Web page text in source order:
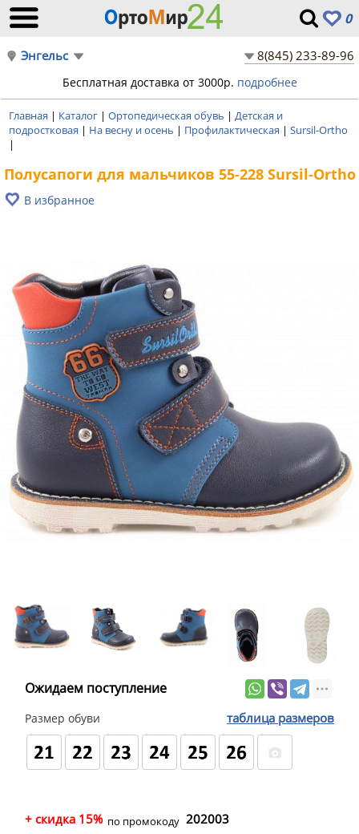
0
Энгельс 8(845) 233-89-96
Бесплатная доставка от 3000р. подробнее
Главная | Каталог | Ортопедическая обувь | Детская и
подростковая | На весну и осень | Профилактическая | Sursil-Ortho
|
Полусапоги для мальчиков 55-228 Sursil-Ortho
В избранное
Ожидаем поступление
Размер обуви таблица размеров
+ скидка 15% по промокоду 202003